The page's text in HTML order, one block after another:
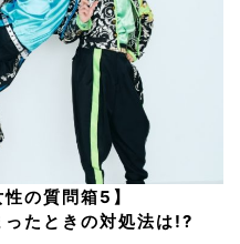
の質問箱5】
たときの対処法は!?